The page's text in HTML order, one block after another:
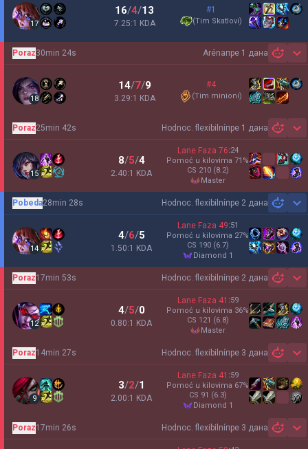
17
16/4/13
7.25:1 KDA
#1
(Tim Skatlovi)
Arénaпре 1 дана
Poraz30min 24s
18
14/7/9
3.29:1 KDA
#4
(Tim minioni)
Hodnoc. flexibilníпре 1 дана
Poraz25min 42s
15
8/5/4
2.40:1 KDA
Lane Faza 76:24
Pomoć u kilovima 71 %
CS 210 (8.2)
master
Hodnoc. flexibilníпре 2 дана
Pobeda28min 28s
14
4/6/5
1.50:1 KDA
Lane Faza 49:51
Pomoć u kilovima 27%
CS 190 (6.7)
diamond 1
Hodnoc. flexibilníпре 2 дана
Poraz17min 53s
12
4/5/0
0.80:1 KDA
Lane Faza 41 :59
Pomoć u kilovima 36%
CS 121 (6.8)
master
Hodnoc. flexibilníпре 3 дана
Poraz14min 27s
9
3/2/1
2.00:1 KDA
Lane Faza 41 :59
Pomoć u kilovima 67%
CS 91 (6.3)
diamond 1
Hodnoc. flexibilníпре 3 дана
Poraz17min 26s